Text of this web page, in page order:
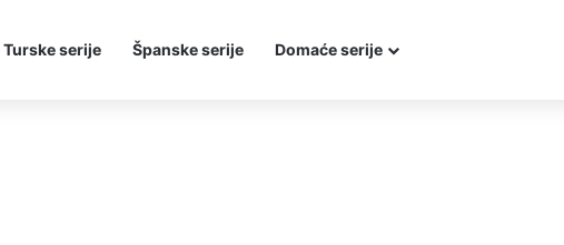
Turske serije Španske serije Domaće serije